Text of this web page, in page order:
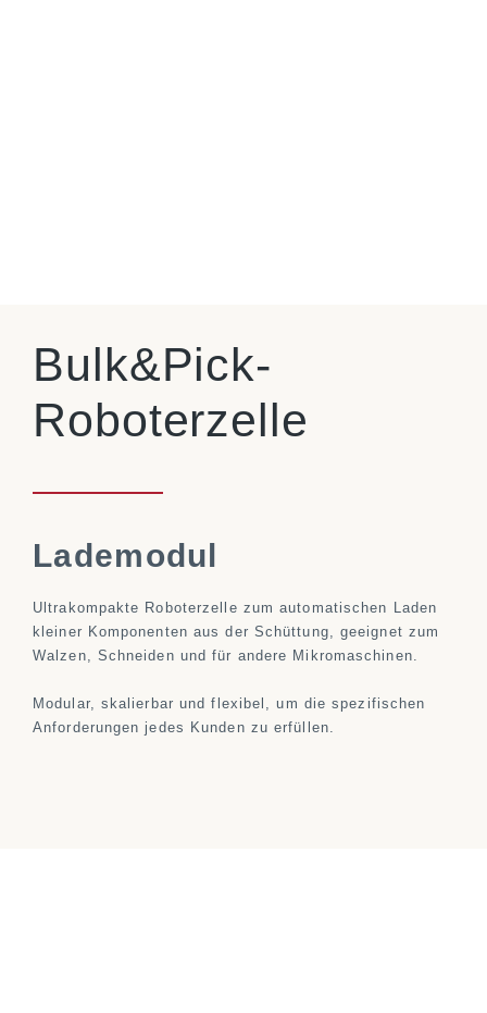
Bulk&Pick-
Roboterzelle
Lademodul
Ultrakompakte Roboterzelle zum automatischen Laden
kleiner Komponenten aus der Schüttung, geeignet zum
Walzen, Schneiden und für andere Mikromaschinen.
Modular, skalierbar und flexibel, um die spezifischen
Anforderungen jedes Kunden zu erfüllen.